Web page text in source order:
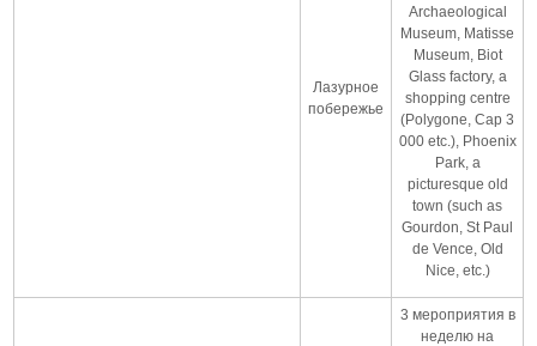
Лазурное
побережье
Archaeological
Museum, Matisse
Museum, Biot
Glass factory, a
shopping centre
(Polygone, Cap 3
000 etc.), Phoenix
Park, a
picturesque old
town (such as
Gourdon, St Paul
de Vence, Old
Nice, etc.)
3 мероприятия в
неделю на